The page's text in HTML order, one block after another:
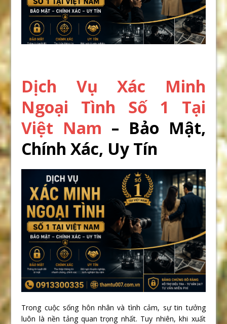
Dịch Vụ Xác Minh
Ngoại Tình Số 1 Tại
Việt Nam – Bảo Mật,
Chính Xác, Uy Tín
Trong cuộc sống hôn nhân và tình cảm, sự tin tưởng
luôn là nền tảng quan trọng nhất. Tuy nhiên, khi xuất